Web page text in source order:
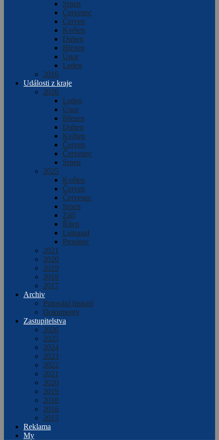
Srpen
Červenec
Červen
Květen
Duben
Březen
Únor
Leden
2016
Události z kraje
2026
Leden
Únor
Březen
Duben
Květen
Červen
Červenec
Srpen
2025
Květen
Červen
Červenec
Srpen
Září
Říjen
Listopad
Prosinec
2021
2020
2019
2018
2017
Archiv
Putování historií
Dokumenty
Zastupitelstva
2026
2025
2024
2023
2022
2021
2020
2019
2018
2016
2015
Reklama
My